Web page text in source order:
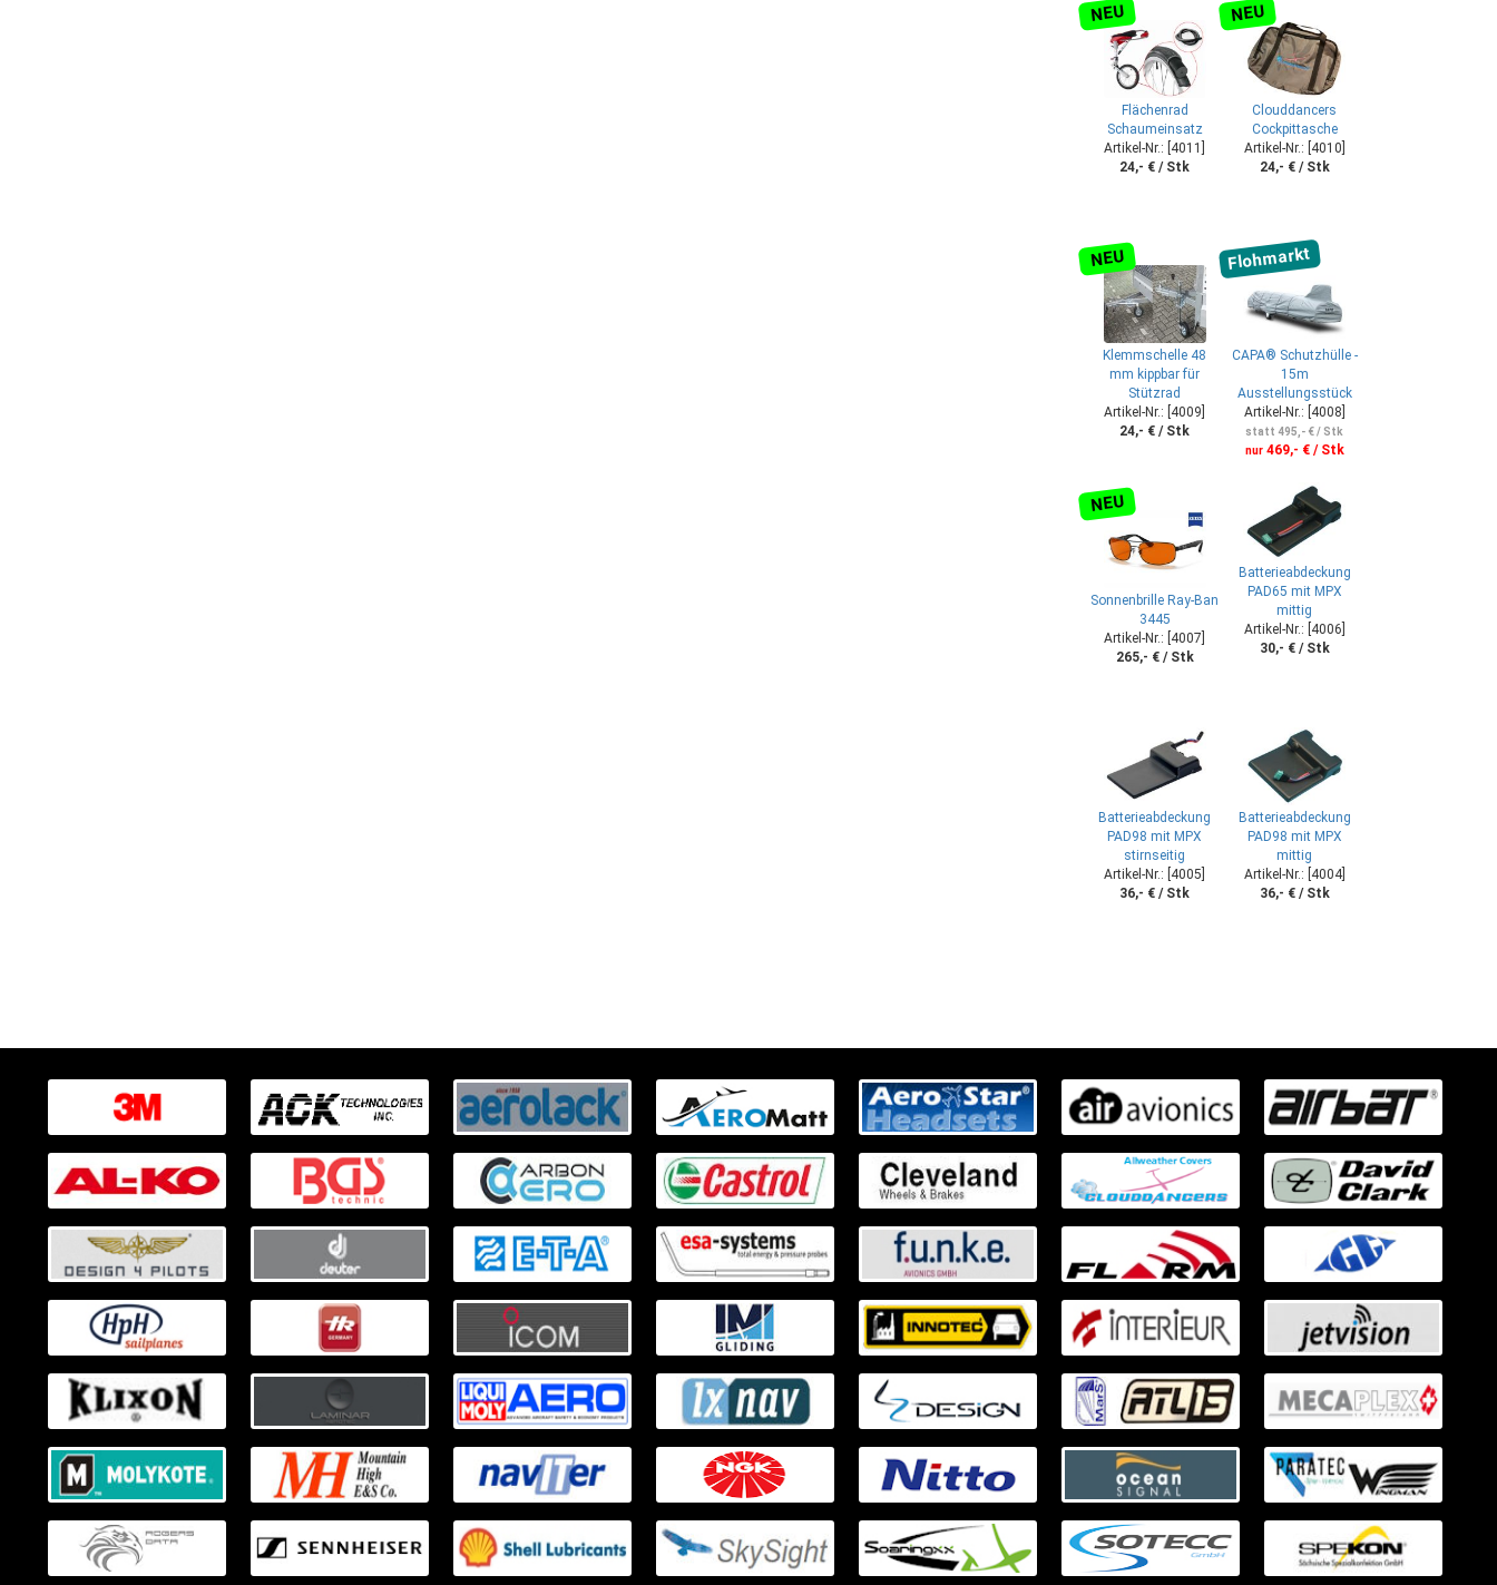
NEU
Flächenrad
Schaumeinsatz
Artikel-Nr.: [4011]
24,- € / Stk
NEU
Clouddancers
Cockpittasche
Artikel-Nr.: [4010]
24,- € / Stk
NEU
Klemmschelle 48
mm kippbar für
Stützrad
Artikel-Nr.: [4009]
24,- € / Stk
Flohmarkt
CAPA® Schutzhülle -
15m
Ausstellungsstück
Artikel-Nr.: [4008]
statt 495,- € / Stk
nur469,- € / Stk
NEU
Sonnenbrille Ray-Ban
3445
Artikel-Nr.: [4007]
265,- € / Stk
Batterieabdeckung
PAD65 mit MPX
mittig
Artikel-Nr.: [4006]
30,- € / Stk
Batterieabdeckung
PAD98 mit MPX
stirnseitig
Artikel-Nr.: [4005]
36,- € / Stk
Batterieabdeckung
PAD98 mit MPX
mittig
Artikel-Nr.: [4004]
36,- € / Stk